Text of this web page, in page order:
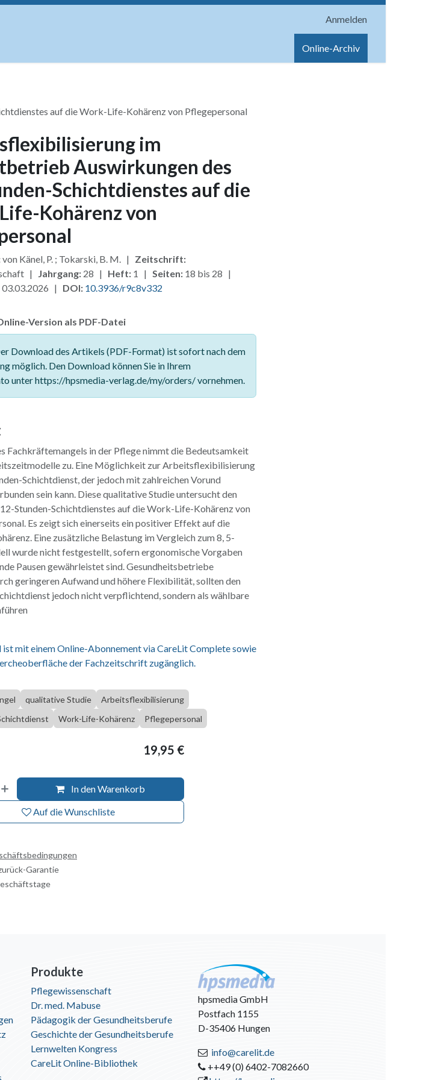
Anmelden
Online-Archiv
auf die Work-Life-Kohärenz von Pflegepersonal
im
Auswirkungen des
Schichtdienstes auf die
Kohärenz von
von Känel, P. ; Tokarski, B. M. | Zeitschrift:
| Jahrgang:28 | Heft:1 | Seiten:18 bis 28 |
03.03.2026 | DOI: 10.3936/r9c8v332
Version als PDF-Datei
Download des Artikels (PDF-Format) ist sofort nach dem
möglich. Den Download können Sie in Ihrem
unter https://hpsmedia-verlag.de/my/orders/ vornehmen.
Fachkräftemangels in der Pflege nimmt die Bedeutsamkeit
zu. Eine Möglichkeit zur Arbeitsflexibilisierung
Schichtdienst, der jedoch mit zahlreichen Vorund
sein kann. Diese qualitative Studie untersucht den
12-Stunden-Schichtdienstes auf die Work-Life-Kohärenz von
Es zeigt sich einerseits ein positiver Effekt auf die
Eine zusätzliche Belastung im Vergleich zum 8, 5-
wurde nicht festgestellt, sofern ergonomische Vorgaben
Pausen gewährleistet sind. Gesundheitsbetriebe
geringeren Aufwand und höhere Flexibilität, sollten den
jedoch nicht verpflichtend, sondern als wählbare
mit einem Online-Abonnement via CareLit Complete sowie
der Fachzeitschrift zugänglich.
qualitative Studie
Arbeitsflexibilisierung
Work-Life-Kohärenz Pflegepersonal
In den Warenkorb
Auf die Wunschliste
19,95 €
Garantie
Produkte
Pflegewissenschaft
Dr. med. Mabuse
Pädagogik der Gesundheitsberufe
Geschichte der Gesundheitsberufe
Lernwelten Kongress
CareLit Online-Bibliothek
hpsmedia GmbH
Postfach 1155
D-35406 Hungen
info@carelit.de
++49 (0) 6402-7082660